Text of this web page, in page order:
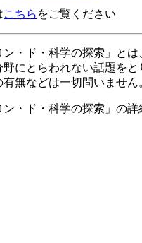
こちら をご覧ください
ン・ド・科学の探索」と
野にとらわれない話題を
有無などは一切問いませ
ン・ド・科学の探索」の